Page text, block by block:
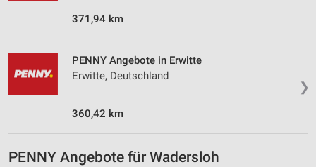
371,94 km
❯
PENNY Angebote in Erwitte
Erwitte, Deutschland
360,42 km
PENNY Angebote für Wadersloh
Funktional
Werbung